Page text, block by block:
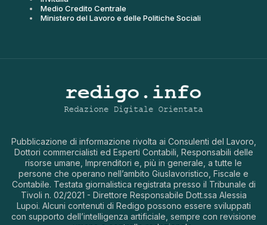
Medio Credito Centrale
Ministero del Lavoro e delle Politiche Sociali
Pubblicazione di informazione rivolta ai Consulenti del Lavoro,
Dottori commercialisti ed Esperti Contabili, Responsabili delle
risorse umane, Imprenditori e, più in generale, a tutte le
persone che operano nell’ambito Giuslavoristico, Fiscale e
Contabile. Testata giornalistica registrata presso il Tribunale di
Tivoli n. 02/2021 - Direttore Responsabile Dott.ssa Alessia
Lupoi. Alcuni contenuti di Redigo possono essere sviluppati
con supporto dell’intelligenza artificiale, sempre con revisione